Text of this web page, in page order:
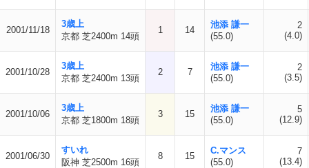
2001/11/18
3歳上
京都 芝2400m 14頭
1 14
池添 謙一
(55.0)
2
(4.0)
2001/10/28
3歳上
京都 芝2400m 13頭
2 7
池添 謙一
(55.0)
2
(3.5)
2001/10/06
3歳上
京都 芝1800m 18頭
3 15
池添 謙一
(55.0)
5
(12.9)
2001/06/30
すいれ
阪神 芝2500m 16頭
8 15
C.マンス
(55.0)
7
(13.4)